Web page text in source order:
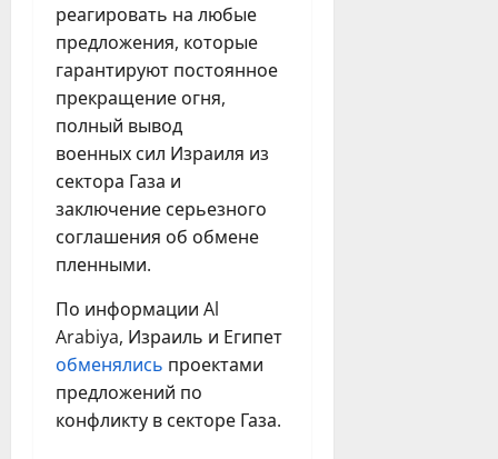
реагировать на любые
предложения, которые
гарантируют постоянное
прекращение огня,
полный вывод
военных сил Израиля из
сектора Газа и
заключение серьезного
соглашения об обмене
пленными.
По информации Al
Arabiya, Израиль и Египет
обменялись проектами
предложений по
конфликту в секторе Газа.